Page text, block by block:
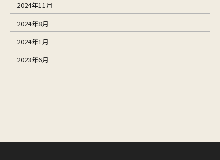
2024年11月
2024年8月
2024年1月
2023年6月